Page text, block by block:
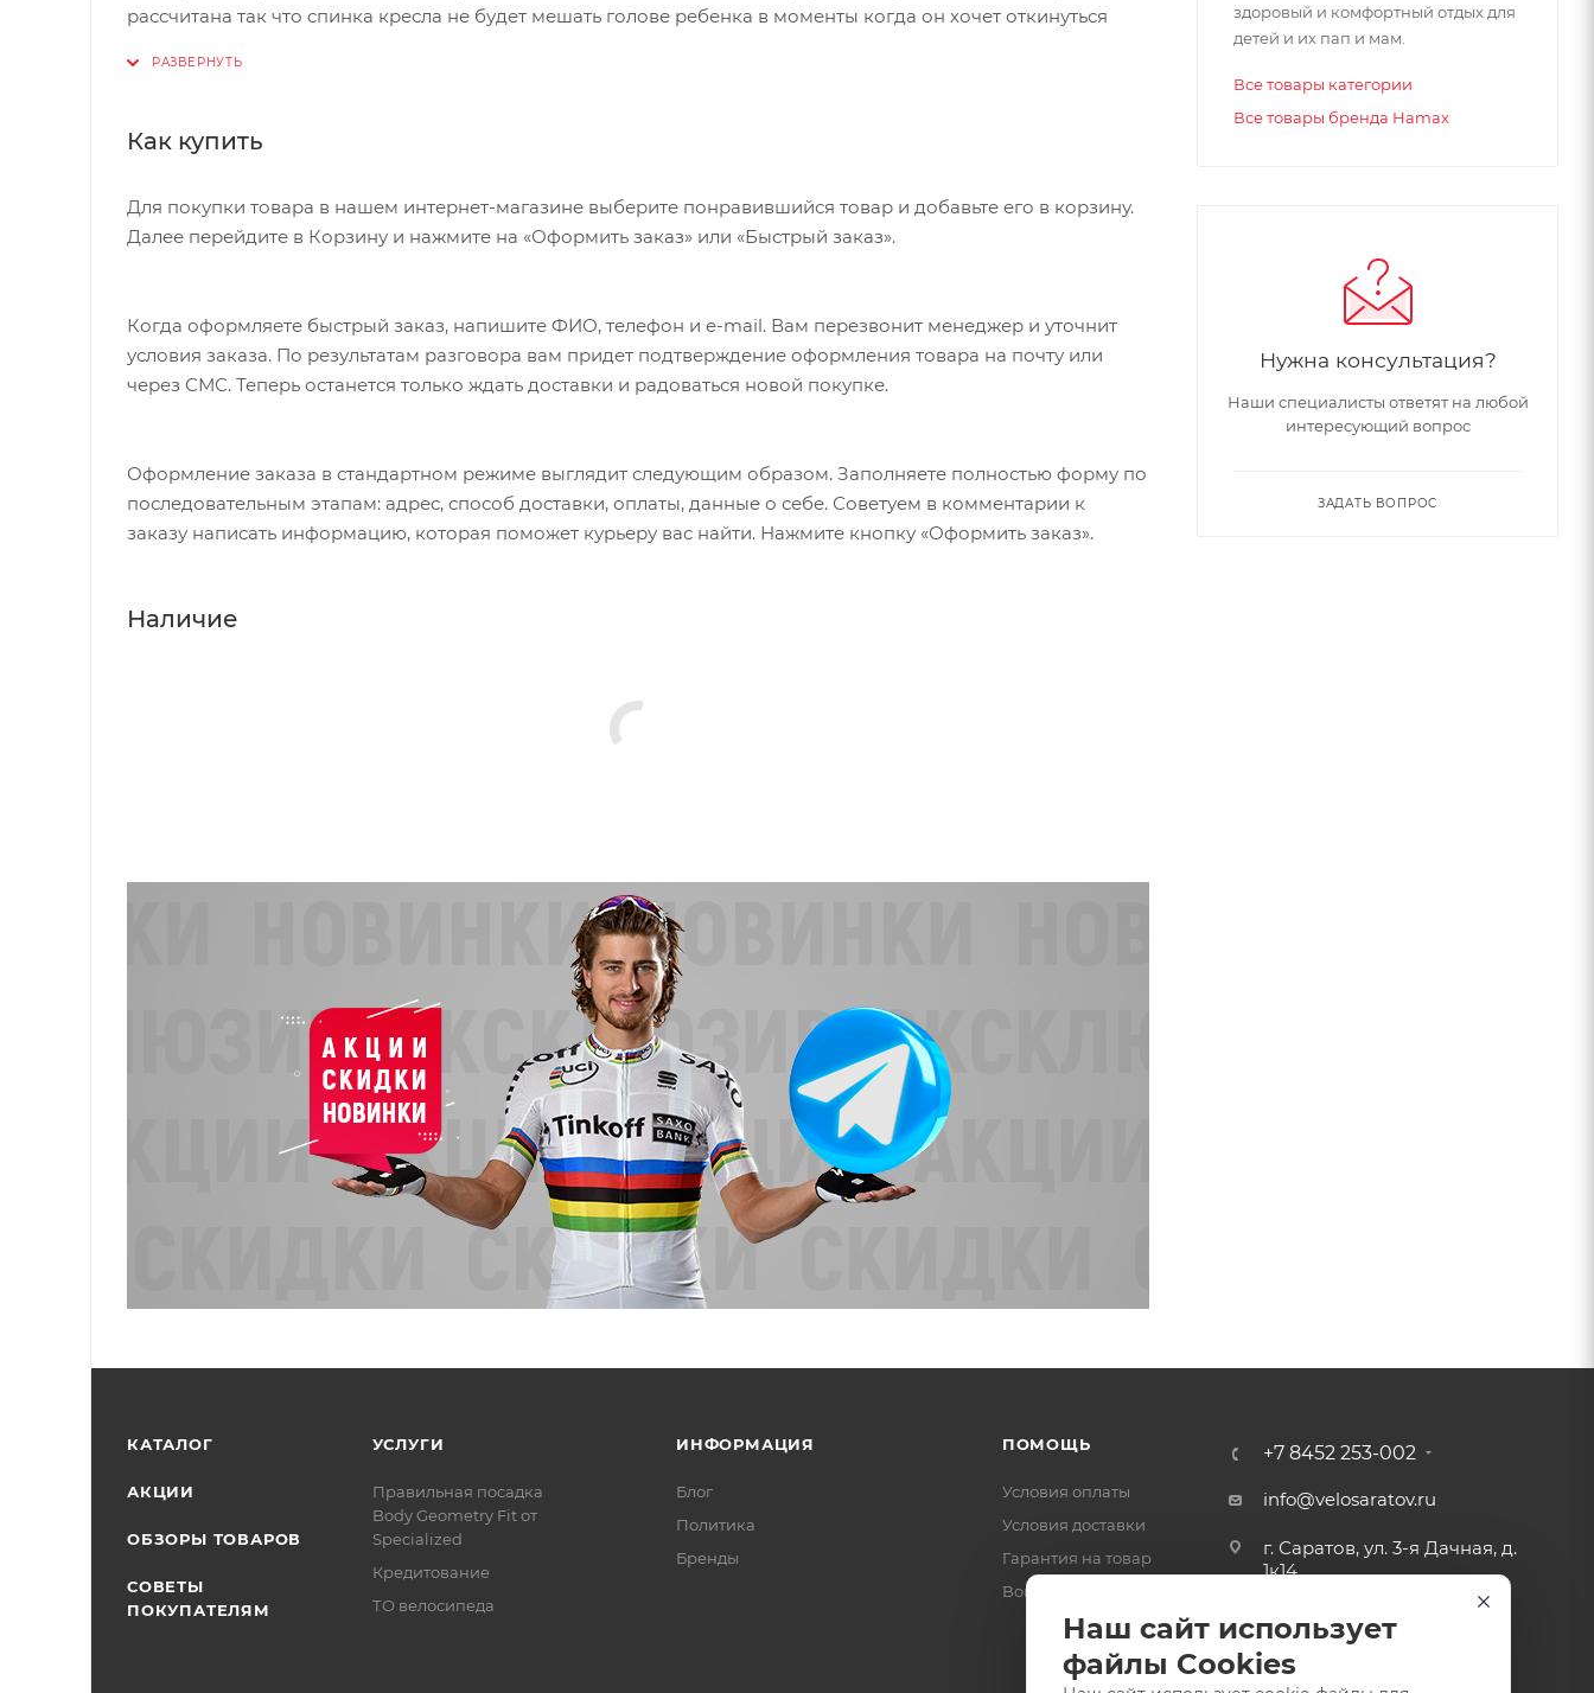
рассчитана так что спинка кресла не будет мешать голове ребенка в моменты когда он хочет откинуться
Безопасный и простой монтаж
Регулируемый ремень безопасности и опоры
Высокая задняя опора
Тросики в области крепления не помешают установке
Несущие дуги крепления велокресла обеспечивает отличную амортизацию
Велокресло сертифицировано по: TÜV / GS EN14344
Рекомендовано для детей старше 9 месяцев и до 22 кг
воздействия
Как купить
Для покупки товара в нашем интернет-магазине выберите понравившийся товар и добавьте его в корзину.
Далее перейдите в Корзину и нажмите на «Оформить заказ» или «Быстрый заказ».
Когда оформляете быстрый заказ, напишите ФИО, телефон и e-mail. Вам перезвонит менеджер и уточнит
условия заказа. По результатам разговора вам придет подтверждение оформления товара на почту или
через СМС. Теперь останется только ждать доставки и радоваться новой покупке.
Оформление заказа в стандартном режиме выглядит следующим образом. Заполняете полностью форму по
последовательным этапам: адрес, способ доставки, оплаты, данные о себе. Советуем в комментарии к
заказу написать информацию, которая поможет курьеру вас найти. Нажмите кнопку «Оформить заказ».
Наличие
здоровый и комфортный отдых для
детей и их пап и мам.
Все товары категории
Все товары бренда Hamax
Нужна консультация?
Наши специалисты ответят на любой
интересующий вопрос
ЗАДАТЬ ВОПРОС
КАТАЛОГ
АКЦИИ
ОБЗОРЫ ТОВАРОВ
СОВЕТЫ
ПОКУПАТЕЛЯМ
УСЛУГИ
Правильная посадка
Body Geometry Fit от
Specialized
Кредитование
ТО велосипеда
ИНФОРМАЦИЯ
Блог
Политика
Бренды
ПОМОЩЬ
Условия оплаты
Условия доставки
Гарантия на товар
Вопрос-ответ
+7 8452 253-002
info@velosaratov.ru
г. Саратов, ул. 3-я Дачная, д.
1к14
Наш сайт использует
файлы Cookies